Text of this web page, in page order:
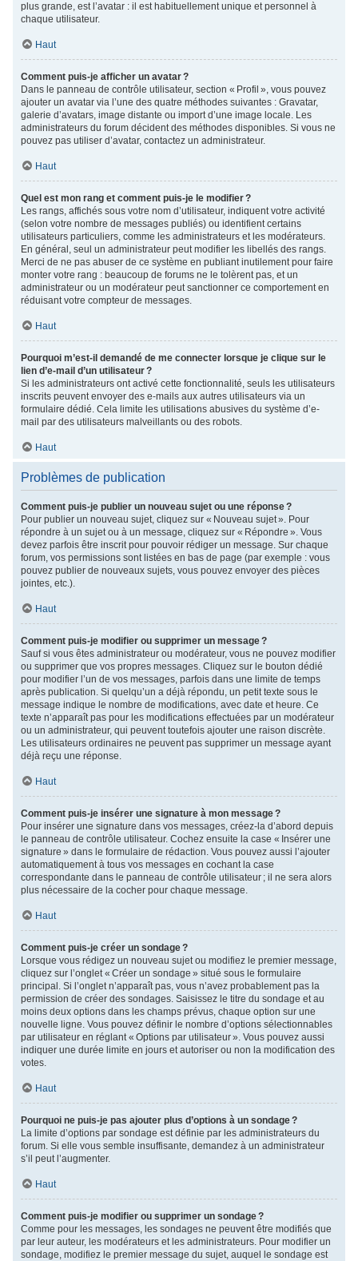
plus grande, est l’avatar : il est habituellement unique et personnel à
chaque utilisateur.
Haut
Comment puis-je afficher un avatar ?
Dans le panneau de contrôle utilisateur, section « Profil », vous pouvez
ajouter un avatar via l’une des quatre méthodes suivantes : Gravatar,
galerie d’avatars, image distante ou import d’une image locale. Les
administrateurs du forum décident des méthodes disponibles. Si vous ne
pouvez pas utiliser d’avatar, contactez un administrateur.
Haut
Quel est mon rang et comment puis-je le modifier ?
Les rangs, affichés sous votre nom d’utilisateur, indiquent votre activité
(selon votre nombre de messages publiés) ou identifient certains
utilisateurs particuliers, comme les administrateurs et les modérateurs.
En général, seul un administrateur peut modifier les libellés des rangs.
Merci de ne pas abuser de ce système en publiant inutilement pour faire
monter votre rang : beaucoup de forums ne le tolèrent pas, et un
administrateur ou un modérateur peut sanctionner ce comportement en
réduisant votre compteur de messages.
Haut
Pourquoi m’est-il demandé de me connecter lorsque je clique sur le
lien d’e-mail d’un utilisateur ?
Si les administrateurs ont activé cette fonctionnalité, seuls les utilisateurs
inscrits peuvent envoyer des e-mails aux autres utilisateurs via un
formulaire dédié. Cela limite les utilisations abusives du système d’e-
mail par des utilisateurs malveillants ou des robots.
Haut
Problèmes de publication
Comment puis-je publier un nouveau sujet ou une réponse ?
Pour publier un nouveau sujet, cliquez sur « Nouveau sujet ». Pour
répondre à un sujet ou à un message, cliquez sur « Répondre ». Vous
devez parfois être inscrit pour pouvoir rédiger un message. Sur chaque
forum, vos permissions sont listées en bas de page (par exemple : vous
pouvez publier de nouveaux sujets, vous pouvez envoyer des pièces
jointes, etc.).
Haut
Comment puis-je modifier ou supprimer un message ?
Sauf si vous êtes administrateur ou modérateur, vous ne pouvez modifier
ou supprimer que vos propres messages. Cliquez sur le bouton dédié
pour modifier l’un de vos messages, parfois dans une limite de temps
après publication. Si quelqu’un a déjà répondu, un petit texte sous le
message indique le nombre de modifications, avec date et heure. Ce
texte n’apparaît pas pour les modifications effectuées par un modérateur
ou un administrateur, qui peuvent toutefois ajouter une raison discrète.
Les utilisateurs ordinaires ne peuvent pas supprimer un message ayant
déjà reçu une réponse.
Haut
Comment puis-je insérer une signature à mon message ?
Pour insérer une signature dans vos messages, créez-la d’abord depuis
le panneau de contrôle utilisateur. Cochez ensuite la case « Insérer une
signature » dans le formulaire de rédaction. Vous pouvez aussi l’ajouter
automatiquement à tous vos messages en cochant la case
correspondante dans le panneau de contrôle utilisateur ; il ne sera alors
plus nécessaire de la cocher pour chaque message.
Haut
Comment puis-je créer un sondage ?
Lorsque vous rédigez un nouveau sujet ou modifiez le premier message,
cliquez sur l’onglet « Créer un sondage » situé sous le formulaire
principal. Si l’onglet n’apparaît pas, vous n’avez probablement pas la
permission de créer des sondages. Saisissez le titre du sondage et au
moins deux options dans les champs prévus, chaque option sur une
nouvelle ligne. Vous pouvez définir le nombre d’options sélectionnables
par utilisateur en réglant « Options par utilisateur ». Vous pouvez aussi
indiquer une durée limite en jours et autoriser ou non la modification des
votes.
Haut
Pourquoi ne puis-je pas ajouter plus d’options à un sondage ?
La limite d’options par sondage est définie par les administrateurs du
forum. Si elle vous semble insuffisante, demandez à un administrateur
s’il peut l’augmenter.
Haut
Comment puis-je modifier ou supprimer un sondage ?
Comme pour les messages, les sondages ne peuvent être modifiés que
par leur auteur, les modérateurs et les administrateurs. Pour modifier un
sondage, modifiez le premier message du sujet, auquel le sondage est